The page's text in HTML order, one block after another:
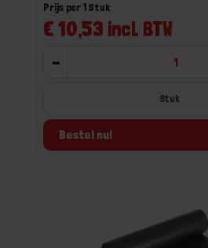
€ 10,53 incl. BTW
Prijs per 1 Stuk
-
Bestel nu!